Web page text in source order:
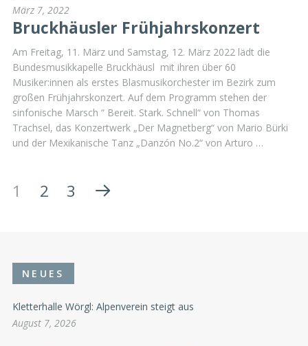
März 7, 2022
Bruckhäusler Frühjahrskonzert
Am Freitag, 11. März und Samstag, 12. März 2022 lädt die
Bundesmusikkapelle Bruckhäusl mit ihren über 60
Musiker:innen als erstes Blasmusikorchester im Bezirk zum
großen Frühjahrskonzert. Auf dem Programm stehen der
sinfonische Marsch “ Bereit. Stark. Schnell“ von Thomas
Trachsel, das Konzertwerk „Der Magnetberg“ von Mario Bürki
und der Mexikanische Tanz „Danzón No.2“ von Arturo …
1 2 3
NEUES
Kletterhalle Wörgl: Alpenverein steigt aus
August 7, 2026